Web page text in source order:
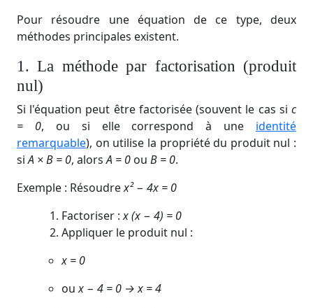
Pour résoudre une équation de ce type, deux
méthodes principales existent.
1. La méthode par factorisation (produit
nul)
Si l'équation peut être factorisée (souvent le cas si c
= 0, ou si elle correspond à une identité
remarquable), on utilise la propriété du produit nul :
siA × B = 0, alorsA = 0 ou B = 0.
Exemple : Résoudrex² − 4x = 0
Factoriser :x (x − 4) = 0
Appliquer le produit nul :
x = 0
oux − 4 = 0 → x = 4